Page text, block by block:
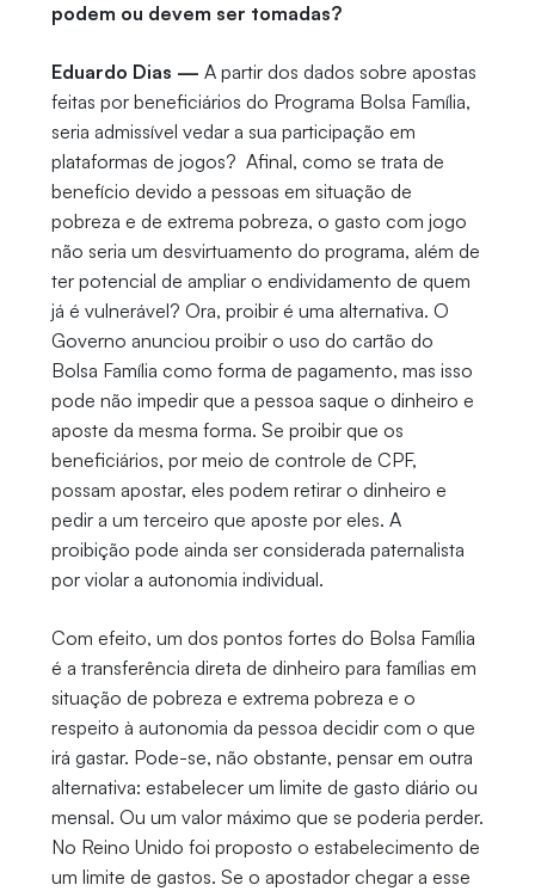
podem ou devem ser tomadas?
Eduardo Dias — A partir dos dados sobre apostas
feitas por beneficiários do Programa Bolsa Família,
seria admissível vedar a sua participação em
plataformas de jogos? Afinal, como se trata de
benefício devido a pessoas em situação de
pobreza e de extrema pobreza, o gasto com jogo
não seria um desvirtuamento do programa, além de
ter potencial de ampliar o endividamento de quem
já é vulnerável? Ora, proibir é uma alternativa. O
Governo anunciou proibir o uso do cartão do
Bolsa Família como forma de pagamento, mas isso
pode não impedir que a pessoa saque o dinheiro e
aposte da mesma forma. Se proibir que os
beneficiários, por meio de controle de CPF,
possam apostar, eles podem retirar o dinheiro e
pedir a um terceiro que aposte por eles. A
proibição pode ainda ser considerada paternalista
por violar a autonomia individual.
Com efeito, um dos pontos fortes do Bolsa Família
é a transferência direta de dinheiro para famílias em
situação de pobreza e extrema pobreza e o
respeito à autonomia da pessoa decidir com o que
irá gastar. Pode-se, não obstante, pensar em outra
alternativa: estabelecer um limite de gasto diário ou
mensal. Ou um valor máximo que se poderia perder.
No Reino Unido foi proposto o estabelecimento de
um limite de gastos. Se o apostador chegar a esse